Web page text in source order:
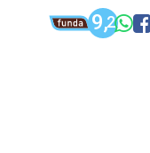
Funda:
9,2